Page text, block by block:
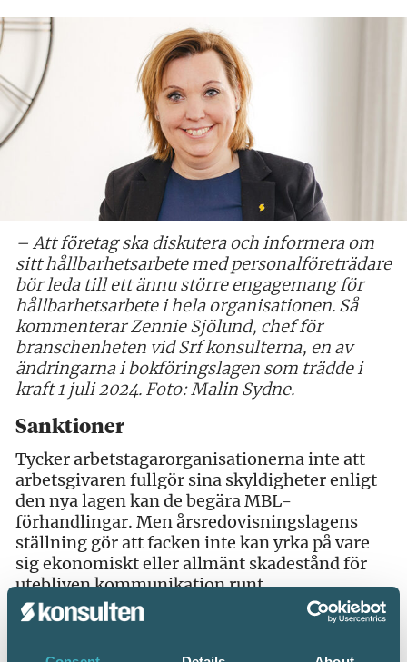
– Att företag ska diskutera och informera om
sitt hållbarhetsarbete med personalföreträdare
bör leda till ett ännu större engagemang för
hållbarhetsarbete i hela organisationen. Så
kommenterar Zennie Sjölund, chef för
branschenheten vid Srf konsulterna, en av
ändringarna i bokföringslagen som trädde i
kraft 1 juli 2024. Foto: Malin Sydne.
Sanktioner
Tycker arbetstagarorganisationerna inte att
arbetsgivaren fullgör sina skyldigheter enligt
den nya lagen kan de begära MBL-
förhandlingar. Men årsredovisningslagens
ställning gör att facken inte kan yrka på vare
sig ekonomiskt eller allmänt skadestånd för
utebliven kommunikation runt
hållbarhetsredovisningen.
– Jag hoppas och tror att företagen i sin